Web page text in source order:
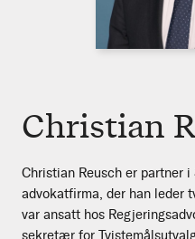
Christian
Christian Reusch er partner
advokatfirma, der han leder
var ansatt hos
sekretær for